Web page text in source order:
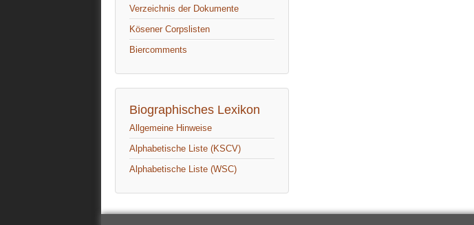
Verzeichnis der Dokumente
Kösener Corpslisten
Biercomments
Biographisches Lexikon
Allgemeine Hinweise
Alphabetische Liste (KSCV)
Alphabetische Liste (WSC)